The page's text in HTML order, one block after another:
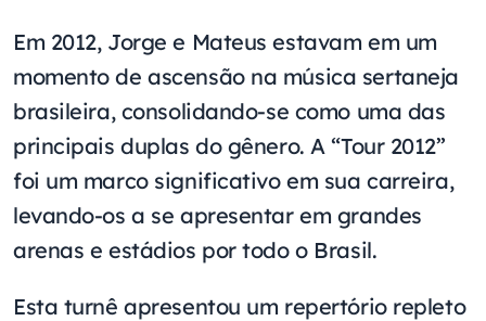
Em 2012, Jorge e Mateus estavam em um
momento de ascensão na música sertaneja
brasileira, consolidando-se como uma das
principais duplas do gênero. A “Tour 2012”
foi um marco significativo em sua carreira,
levando-os a se apresentar em grandes
arenas e estádios por todo o Brasil.
Esta turnê apresentou um repertório repleto